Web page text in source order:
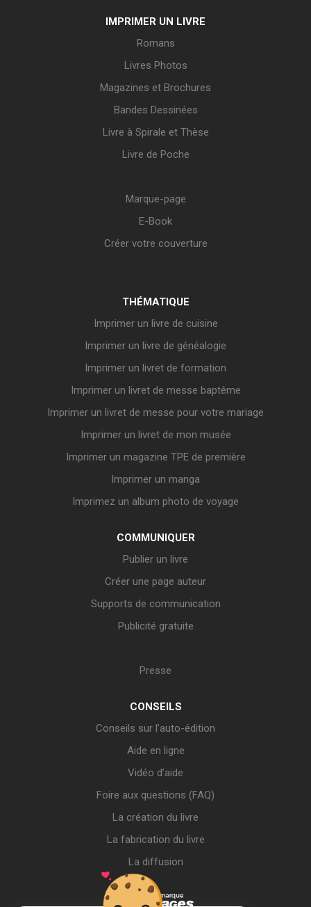
IMPRIMER UN LIVRE
Romans
Livres Photos
Magazines et Brochures
Bandes Dessinées
Livre à Spirale et Thèse
Livre de Poche
Marque-page
E-Book
Créer votre couverture
THÉMATIQUE
Imprimer un livre de cuisine
Imprimer un livre de généalogie
Imprimer un livret de formation
Imprimer un livret de messe baptême
Imprimer un livret de messe pour votre mariage
Imprimer un livret de mon musée
Imprimer un magazine TPE de première
Imprimer un manga
Imprimez un album photo de voyage
COMMUNIQUER
Publier un livre
Créer une page auteur
Supports de communication
Publicité gratuite
Presse
CONSEILS
Conseils sur l’auto-édition
Aide en ligne
Vidéo d’aide
Foire aux questions (FAQ)
La création du livre
La fabrication du livre
La diffusion